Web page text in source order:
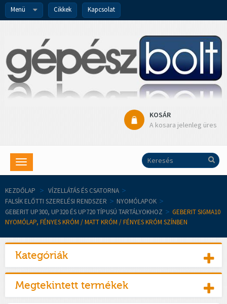
Menü Cikkek Kapcsolat
KOSÁR
A kosara jelenleg üres
Toggle
navigation
KEZDŐLAP > VÍZELLÁTÁS ÉS CSATORNA >
FALSÍK ELŐTTI SZERELÉSI RENDSZER > NYOMÓLAPOK >
GEBERIT UP300, UP320 ÉS UP720 TÍPUSÚ TARTÁLYOKHOZ > GEBERIT SIGMA10
NYOMÓLAP, FÉNYES KRÓM / MATT KRÓM / FÉNYES KRÓM SZÍNBEN
Kategóriák
Megtekintett termékek